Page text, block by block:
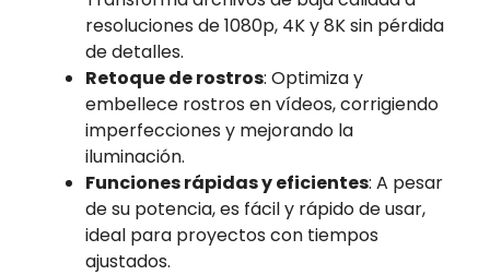
resoluciones de 1080p, 4K y 8K sin pérdida
de detalles.
Retoque de rostros: Optimiza y
embellece rostros en vídeos, corrigiendo
imperfecciones y mejorando la
iluminación.
Funciones rápidas y eficientes: A pesar
de su potencia, es fácil y rápido de usar,
ideal para proyectos con tiempos
ajustados.